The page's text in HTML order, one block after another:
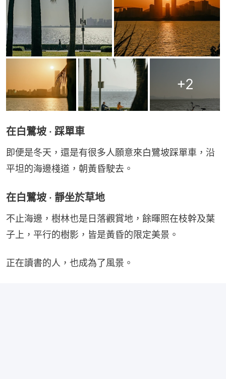
+2
在白鷺坡 · 踩單車
即便是冬天，還是有很多人願意來白鷺坡踩單車，沿
平坦的海邊棧道，朝黃昏駛去。
在白鷺坡 · 靜坐於草地
不止海邊，樹林也是日落觀賞地，餘暉照在枝幹及葉
子上，平行的樹影，皆是黃昏的限定美景。
正在讀書的人，也成為了風景。